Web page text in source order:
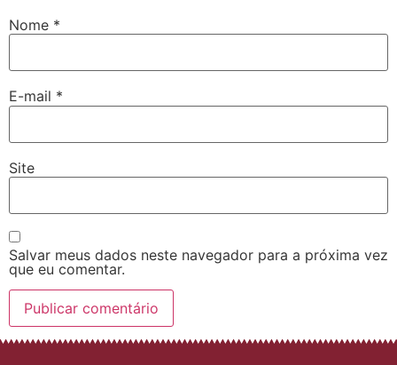
Nome *
E-mail *
Site
Salvar meus dados neste navegador para a próxima vez
que eu comentar.